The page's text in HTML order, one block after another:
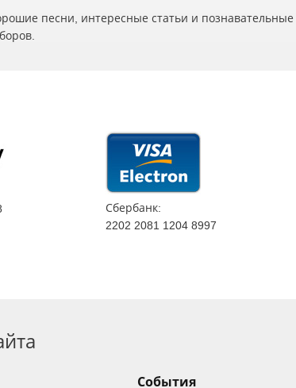
песни, интересные статьи и познавательные
Сбербанк:
2202 2081 1204 8997
События